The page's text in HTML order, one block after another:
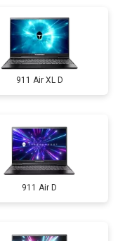
911 Air XL D
911 Air D